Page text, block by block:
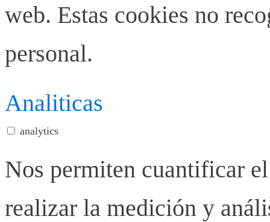
web. Estas cookies no
personal.
Analiticas
analytics
Nos permiten cuantificar
realizar la medición y